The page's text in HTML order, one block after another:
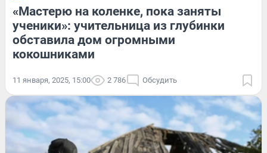
«Мастерю на коленке, пока заняты
ученики»: учительница из глубинки
обставила дом огромными
кокошниками
11 января, 2025, 15:00 2 786 Обсудить